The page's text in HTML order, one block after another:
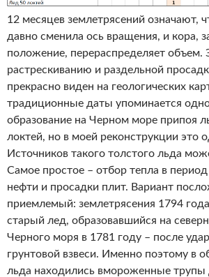
12 месяцев землетрясений означают,
давно сменила ось вращения, и кора,
положение, перераспределяет объем.
растрескиванию и раздельной
прекрасно виден на геологических
традиционные даты упоминается
образование на Черном море припоя
локтей, но в моей реконструкции это
Источников такого толстого льда
Самое простое – отбор тепла в период
нефти и просадки плит. Вариант
приемлемый: землетрясения 1794
старый лед, образовавшийся на
Черного моря в 1781 году – после
грунтовой взвеси. Именно поэтому в
льда находились вмороженные